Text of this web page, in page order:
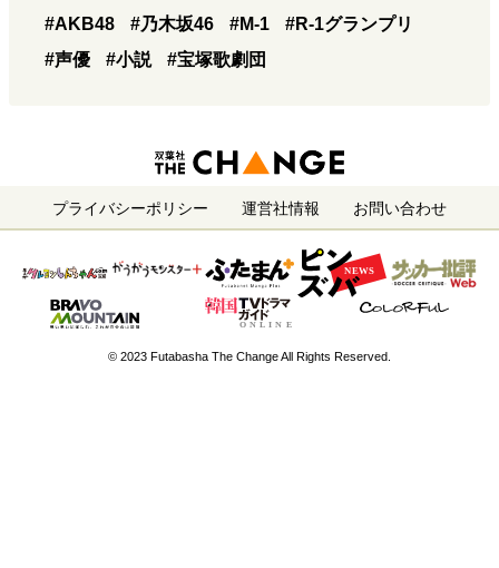
#AKB48
#乃木坂46 #M-1
#R-1グランプリ
#声優
#小説 #宝塚歌劇団
プライバシーポリシー 運営社情報 お問い合わせ
© 2023 Futabasha The Change All Rights Reserved.